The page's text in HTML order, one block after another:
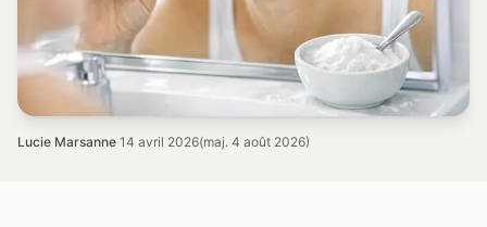
Lucie Marsanne·14 avril 2026(maj. 4 août 2026)